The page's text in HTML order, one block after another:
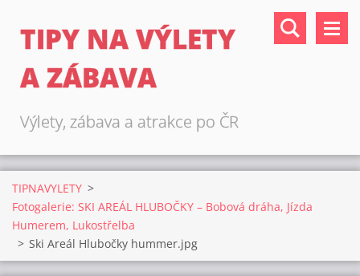
TIPY NA VÝLETY
A ZÁBAVA
Výlety, zábava a atrakce po ČR
TIPNAVYLETY >
Fotogalerie: SKI AREÁL HLUBOČKY – Bobová dráha, Jízda
Humerem, Lukostřelba
> Ski Areál Hlubočky hummer.jpg